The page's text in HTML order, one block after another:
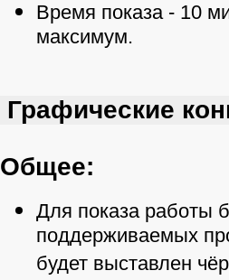
Время показа - 10
максимум.
Графические
Общее:
Для показа работы
поддерживаемых
будет выставлен